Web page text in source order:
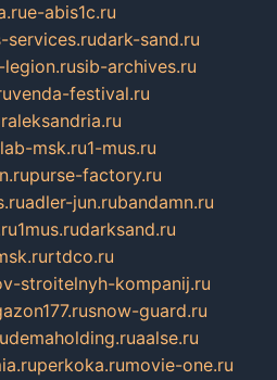
e-abis1c.ru
services.rudark-sand.ru
legion.rusib-archives.ru
venda-festival.ru
msk.ru1-mus.ru
purse-factory.ru
adler-jun.rubandamn.ru
1mus.rudarksand.ru
rtdco.ru
stroitelnyh-kompanij.ru
snow-guard.ru
demaholding.ruaalse.ru
perkoka.rumovie-one.ru